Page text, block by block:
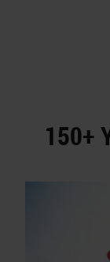
150+